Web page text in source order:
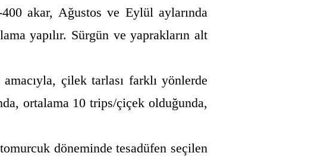
akar, Ağustos ve Eylül aylarında
yapılır. Sürgün ve yaprakların alt
çilek tarlası farklı yönlerde
ortalama 10 trips/çiçek olduğunda,
döneminde tesadüfen seçilen